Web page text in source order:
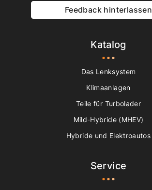
Feedback hinterlassen
Katalog
Das Lenksystem
Klimaanlagen
Teile für Turbolader
Mild-Hybride (MHEV)
Hybride und Elektroautos
Service